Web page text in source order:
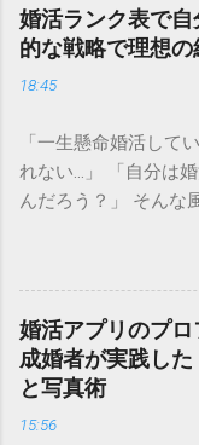
婚活ランク表で
的な戦略で理想
18:45
「一生懸命婚活して
れない…」 「自分は
んだろう？」 そんな
くるようで怖いと感
自分の現在の立ち位
分を否定することで
場価値」を正しく理
を掴み取るための 強
婚活ランク表の仕組
ンクを知った上でど
婚活アプリのプロ
成婚者が実践し
と写真術
15:56